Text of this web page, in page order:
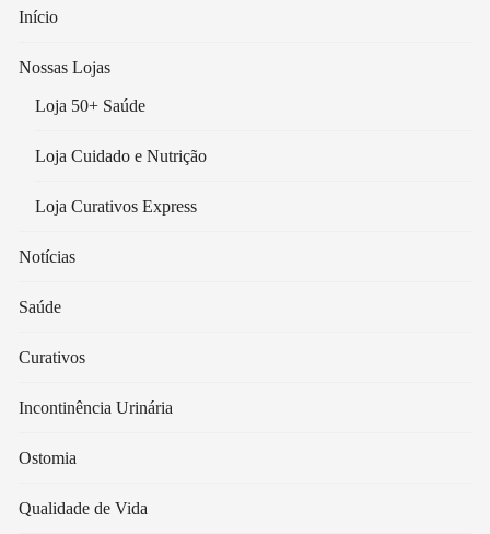
Início
Nossas Lojas
Loja 50+ Saúde
Loja Cuidado e Nutrição
Loja Curativos Express
Notícias
Saúde
Curativos
Incontinência Urinária
Ostomia
Qualidade de Vida